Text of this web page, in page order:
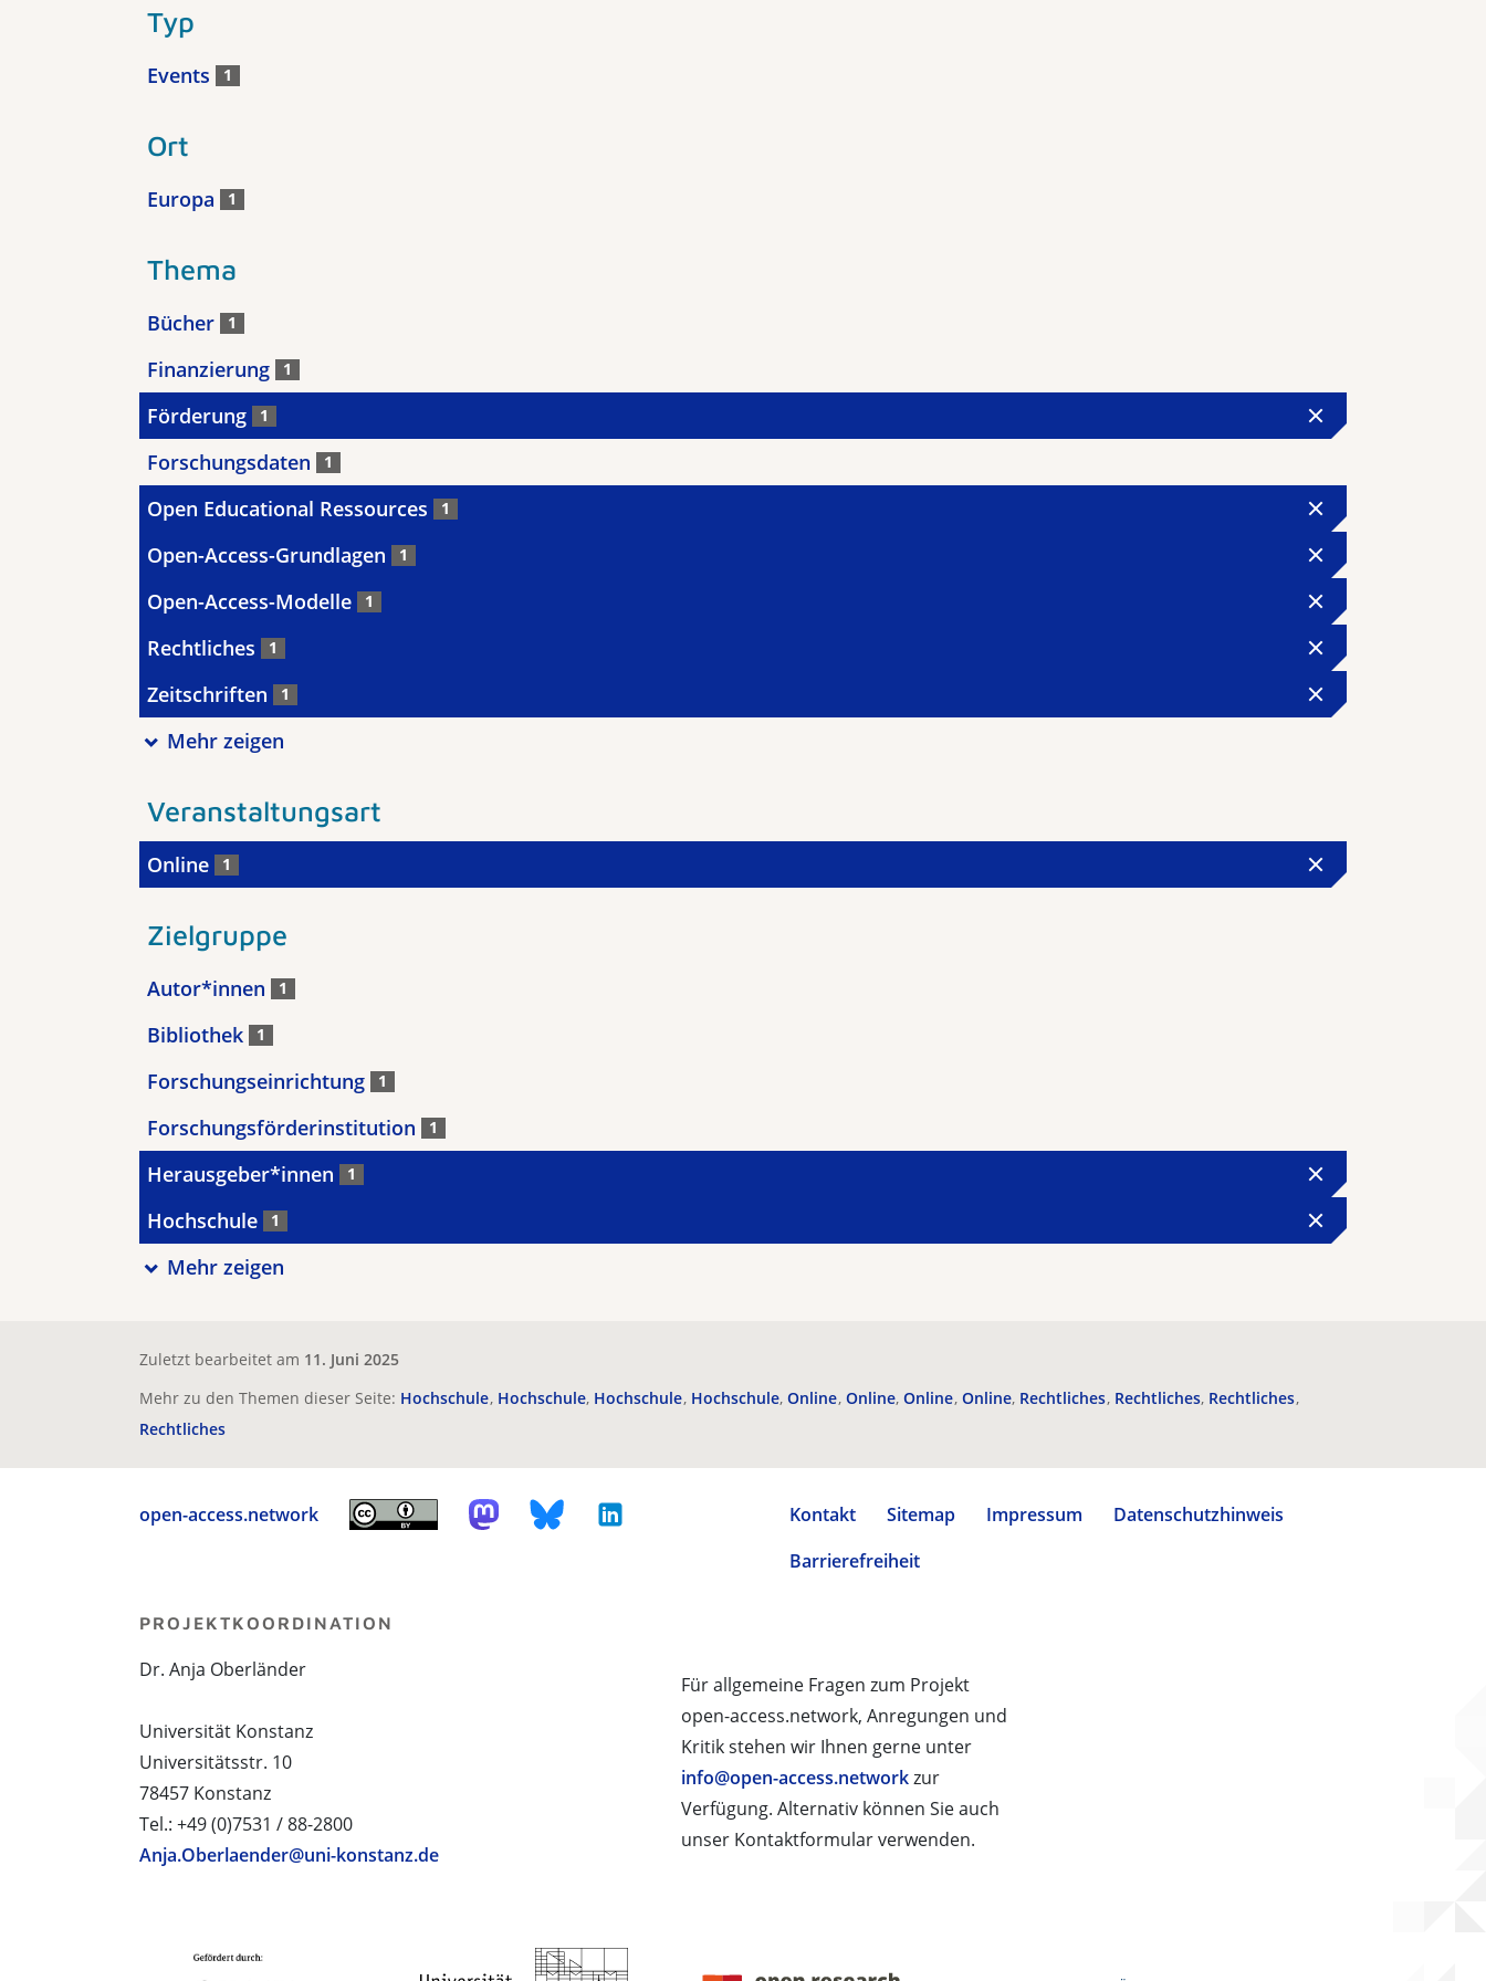
Typ
Events 1
Ort
Europa 1
Thema
Bücher 1
Finanzierung 1
Förderung 1
Forschungsdaten 1
Open Educational Ressources 1
Open-Access-Grundlagen 1
Open-Access-Modelle 1
Rechtliches 1
Zeitschriften 1
Mehr zeigen
Veranstaltungsart
Online 1
Zielgruppe
Autor*innen 1
Bibliothek 1
Forschungseinrichtung 1
Forschungsförderinstitution 1
Herausgeber*innen 1
Hochschule 1
Mehr zeigen
Zuletzt bearbeitet am 11. Juni 2025
Mehr zu den Themen dieser Seite: Hochschule Hochschule Hochschule Hochschule Online Online Online Online Rechtliches Rechtliches Rechtliches
Rechtliches
open-access.network Kontakt Sitemap Impressum
Datenschutzhinweis
Barrierefreiheit
Für allgemeine Fragen zum Projekt
open-access.network, Anregungen und
Kritik stehen wir Ihnen gerne unter
info@open-access.networkzur
Verfügung. Alternativ können Sie auch
unser Kontaktformular verwenden.
PROJEKTKOORDINATION
Dr. Anja Oberländer
Universität Konstanz
Universitätsstr. 10
78457 Konstanz
Tel.: +49 (0)7531 / 88-2800
Anja.Oberlaender@uni-konstanz.de